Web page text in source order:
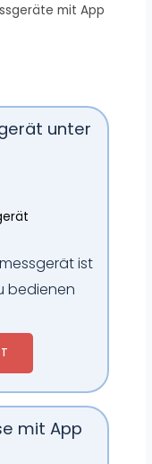
mit App
unter
ist
bedienen
mit App